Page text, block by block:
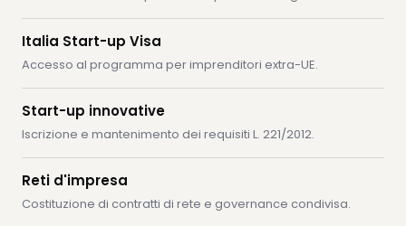
Italia Start-up Visa
Accesso al programma per imprenditori extra-UE.
Start-up innovative
Iscrizione e mantenimento dei requisiti L. 221/2012.
Reti d'impresa
Costituzione di contratti di rete e governance condivisa.